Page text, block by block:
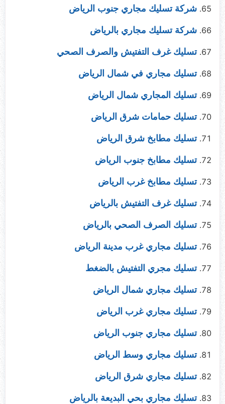
شركة تسليك مجاري جنوب الرياض
شركة تسليك مجاري بالرياض
تسليك غرف التفتيش والصرف الصحي
تسليك مجاري في شمال الرياض
تسليك المجاري شمال الرياض
تسليك حمامات شرق الرياض
تسليك مطابخ شرق الرياض
تسليك مطابخ جنوب الرياض
تسليك مطابخ غرب الرياض
تسليك غرف التفتيش بالرياض
تسليك الصرف الصحي بالرياض
تسليك مجاري غرب مدينة الرياض
تسليك مجري التفتيش بالضغط
تسليك مجاري شمال الرياض
تسليك مجاري غرب الرياض
تسليك مجاري جنوب الرياض
تسليك مجاري وسط الرياض
تسليك مجاري شرق الرياض
تسليك مجاري بحي البديعة بالرياض